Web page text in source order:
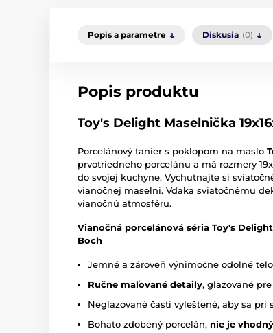
Popis a parametre Diskusia (0)
Popis produktu
Toy's Delight Maselnička
Porcelánový tanier s poklopom na maslo
prvotriedneho porcelánu a má rozmery
do svojej kuchyne. Vychutnajte si
vianočnej maselni. Vďaka sviatočnému
vianočnú atmosféru.
Vianočná porcelánová séria Toy's
Boch
Jemné a zároveň výnimočne odolné
Ručne maľované detaily, glazované
Neglazované časti vyleštené, aby sa
Bohato zdobený porcelán, nie je